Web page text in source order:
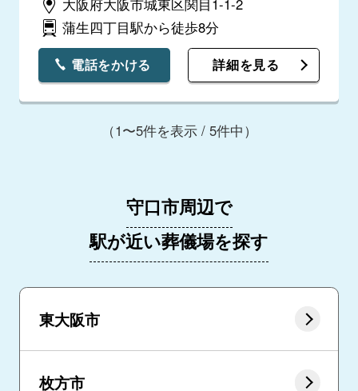
大阪府大阪市城東区関目1-1-2
蒲生四丁目駅から徒歩8分
電話をかける 詳細を見る
（1〜5件を表示 / 5件中）
守口市周辺で
駅が近い葬儀場を探す
東大阪市
枚方市